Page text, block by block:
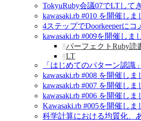
TokyuRuby会議07でLTして
kawasaki.rb #010 を開催しま
4ステップでDoorkeeperに
kawasaki.rb #009を開催しま
パーフェクトRuby読
LT
「はじめてのパターン認
kawasaki.rb #008 を開催しま
kawasaki.rb #007 を開催しま
kawasaki.rb #006 を開催しま
Kawasaki.rb #005を開催しま
科学計算における均質化、